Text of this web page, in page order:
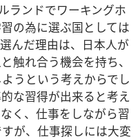
ランドでワーキングホ
の為に選ぶ国としては
んだ理由は、日本人が
触れ合う機会を持ち、
うという考えからでし
な習得が出来ると考え
く、仕事をしながら習
が、仕事探しには大変